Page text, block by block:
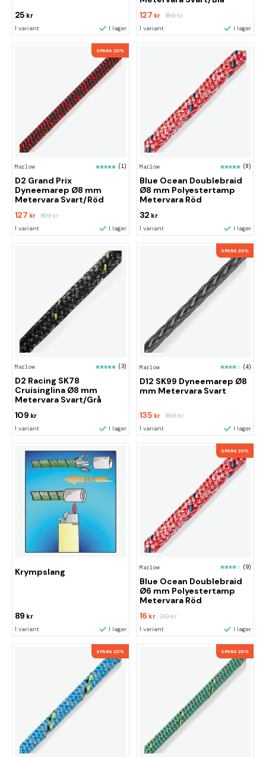
25 kr
1 variant I lager
127 kr 159kr
1 variant I lager
SPARA 20%
Marlow (1)
D2 Grand Prix
Dyneemarep Ø8 mm
Metervara Svart/Röd
127 kr 159kr
1 variant I lager
Marlow (8)
Blue Ocean Doublebraid
Ø8 mm Polyestertamp
Metervara Röd
32 kr
1 variant I lager
Marlow (3)
D2 Racing SK78
Cruisinglina Ø8 mm
Metervara Svart/Grå
109 kr
1 variant I lager
SPARA 20%
Marlow (4)
D12 SK99 Dyneemarep Ø8
mm Metervara Svart
135 kr 169kr
1 variant I lager
Krympslang
89 kr
1 variant I lager
SPARA 20%
Marlow (9)
Blue Ocean Doublebraid
Ø6 mm Polyestertamp
Metervara Röd
16 kr 20kr
1 variant I lager
SPARA 20% SPARA 20%